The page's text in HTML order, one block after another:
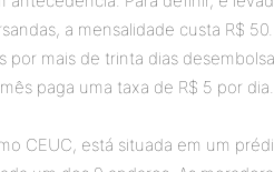
a mensalidade custa R$
por mais de trinta dias
paga uma taxa de R$ 5 por dia.
CEUC, está situada em um